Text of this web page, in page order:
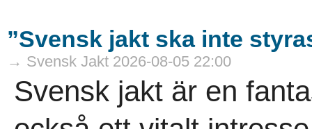
”Svensk jakt ska inte
→ Svensk Jakt 2026-08-05 22:00
Svensk jakt är en